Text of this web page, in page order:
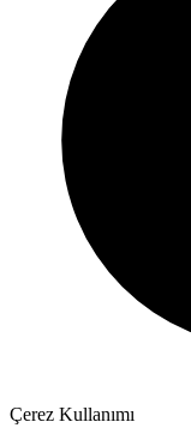
Çerez Kullanımı